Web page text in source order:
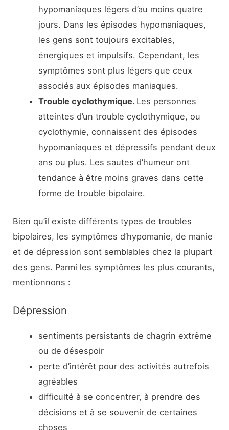
hypomaniaques légers d’au moins quatre
jours. Dans les épisodes hypomaniaques,
les gens sont toujours excitables,
énergiques et impulsifs. Cependant, les
symptômes sont plus légers que ceux
associés aux épisodes maniaques.
Trouble cyclothymique. Les personnes
atteintes d’un trouble cyclothymique, ou
cyclothymie, connaissent des épisodes
hypomaniaques et dépressifs pendant deux
ans ou plus. Les sautes d’humeur ont
tendance à être moins graves dans cette
forme de trouble bipolaire.
Bien qu’il existe différents types de troubles
bipolaires, les symptômes d’hypomanie, de manie
et de dépression sont semblables chez la plupart
des gens. Parmi les symptômes les plus courants,
mentionnons :
Dépression
sentiments persistants de chagrin extrême
ou de désespoir
perte d’intérêt pour des activités autrefois
agréables
difficulté à se concentrer, à prendre des
décisions et à se souvenir de certaines
choses